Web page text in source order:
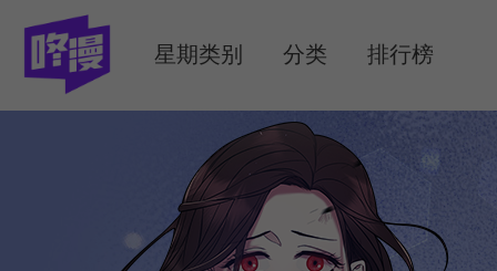
星期类别 分类 排行榜